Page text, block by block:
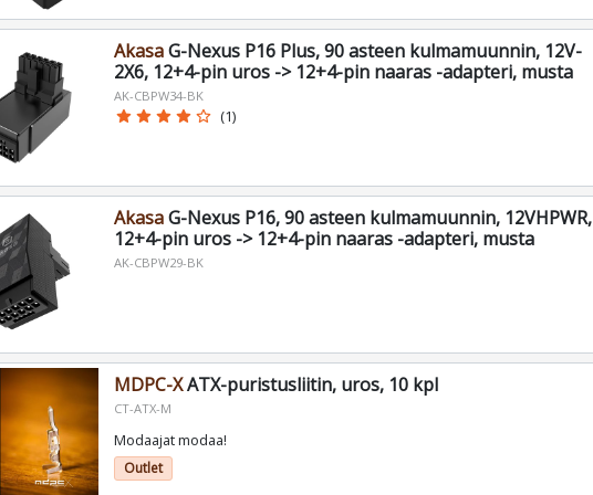
AkasaG-Nexus P16 Plus, 90 asteen kulmamuunnin, 12V-
2X6, 12+4-pin uros -> 12+4-pin naaras -adapteri, musta
AK-CBPW34-BK
star star star star star_border (1)
AkasaG-Nexus P16, 90 asteen kulmamuunnin, 12VHPWR,
12+4-pin uros -> 12+4-pin naaras -adapteri, musta
AK-CBPW29-BK
MDPC-XATX-puristusliitin, uros, 10 kpl
CT-ATX-M
Modaajat modaa!
Outlet